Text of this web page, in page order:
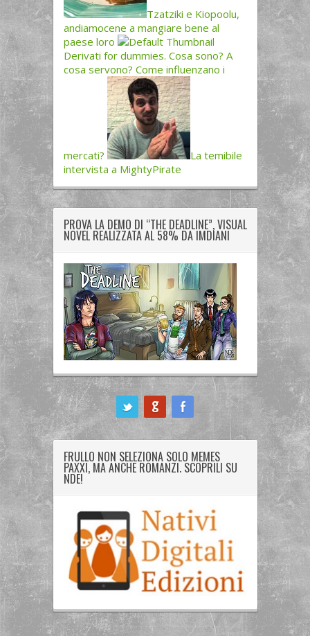
Tzatziki e Kiopoolu,
andiamocene a mangiare bene al
paese loro
Derivati for dummies. Cosa sono? A
cosa servono? Come influenzano i
mercati?
La temibile
intervista a MightyPirate
PROVA LA DEMO DI “THE DEADLINE”, VISUAL
NOVEL REALIZZATA AL 58% DA IMDIANI
FRULLO NON SELEZIONA SOLO MEMES
PAXXI, MA ANCHE ROMANZI. SCOPRILI SU
NDE!